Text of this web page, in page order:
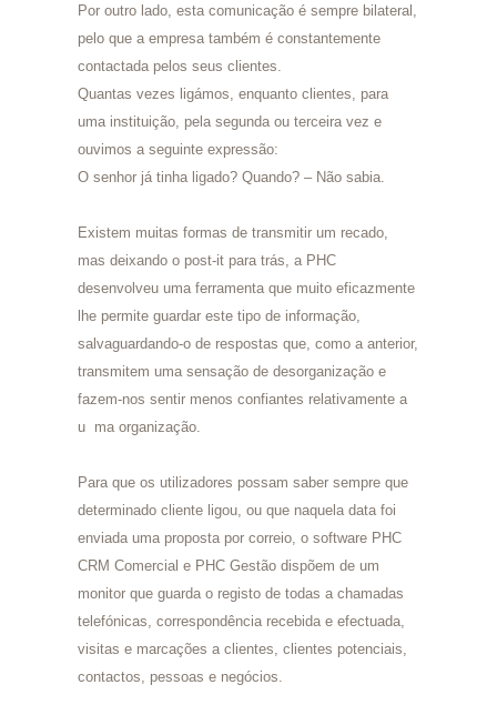
Por outro lado, esta comunicação é sempre bilateral,
pelo que a empresa também é constantemente
contactada pelos seus clientes.
Quantas vezes ligámos, enquanto clientes, para
uma instituição, pela segunda ou terceira vez e
ouvimos a seguinte expressão:
O senhor já tinha ligado? Quando? – Não sabia.
Existem muitas formas de transmitir um recado,
mas deixando o post-it para trás, a PHC
desenvolveu uma ferramenta que muito eficazmente
lhe permite guardar este tipo de informação,
salvaguardando-o de respostas que, como a anterior,
transmitem uma sensação de desorganização e
fazem-nos sentir menos confiantes relativamente a
u ma organização.
Para que os utilizadores possam saber sempre que
determinado cliente ligou, ou que naquela data foi
enviada uma proposta por correio, o software PHC
CRM Comercial e PHC Gestão dispõem de um
monitor que guarda o registo de todas a chamadas
telefónicas, correspondência recebida e efectuada,
visitas e marcações a clientes, clientes potenciais,
contactos, pessoas e negócios.